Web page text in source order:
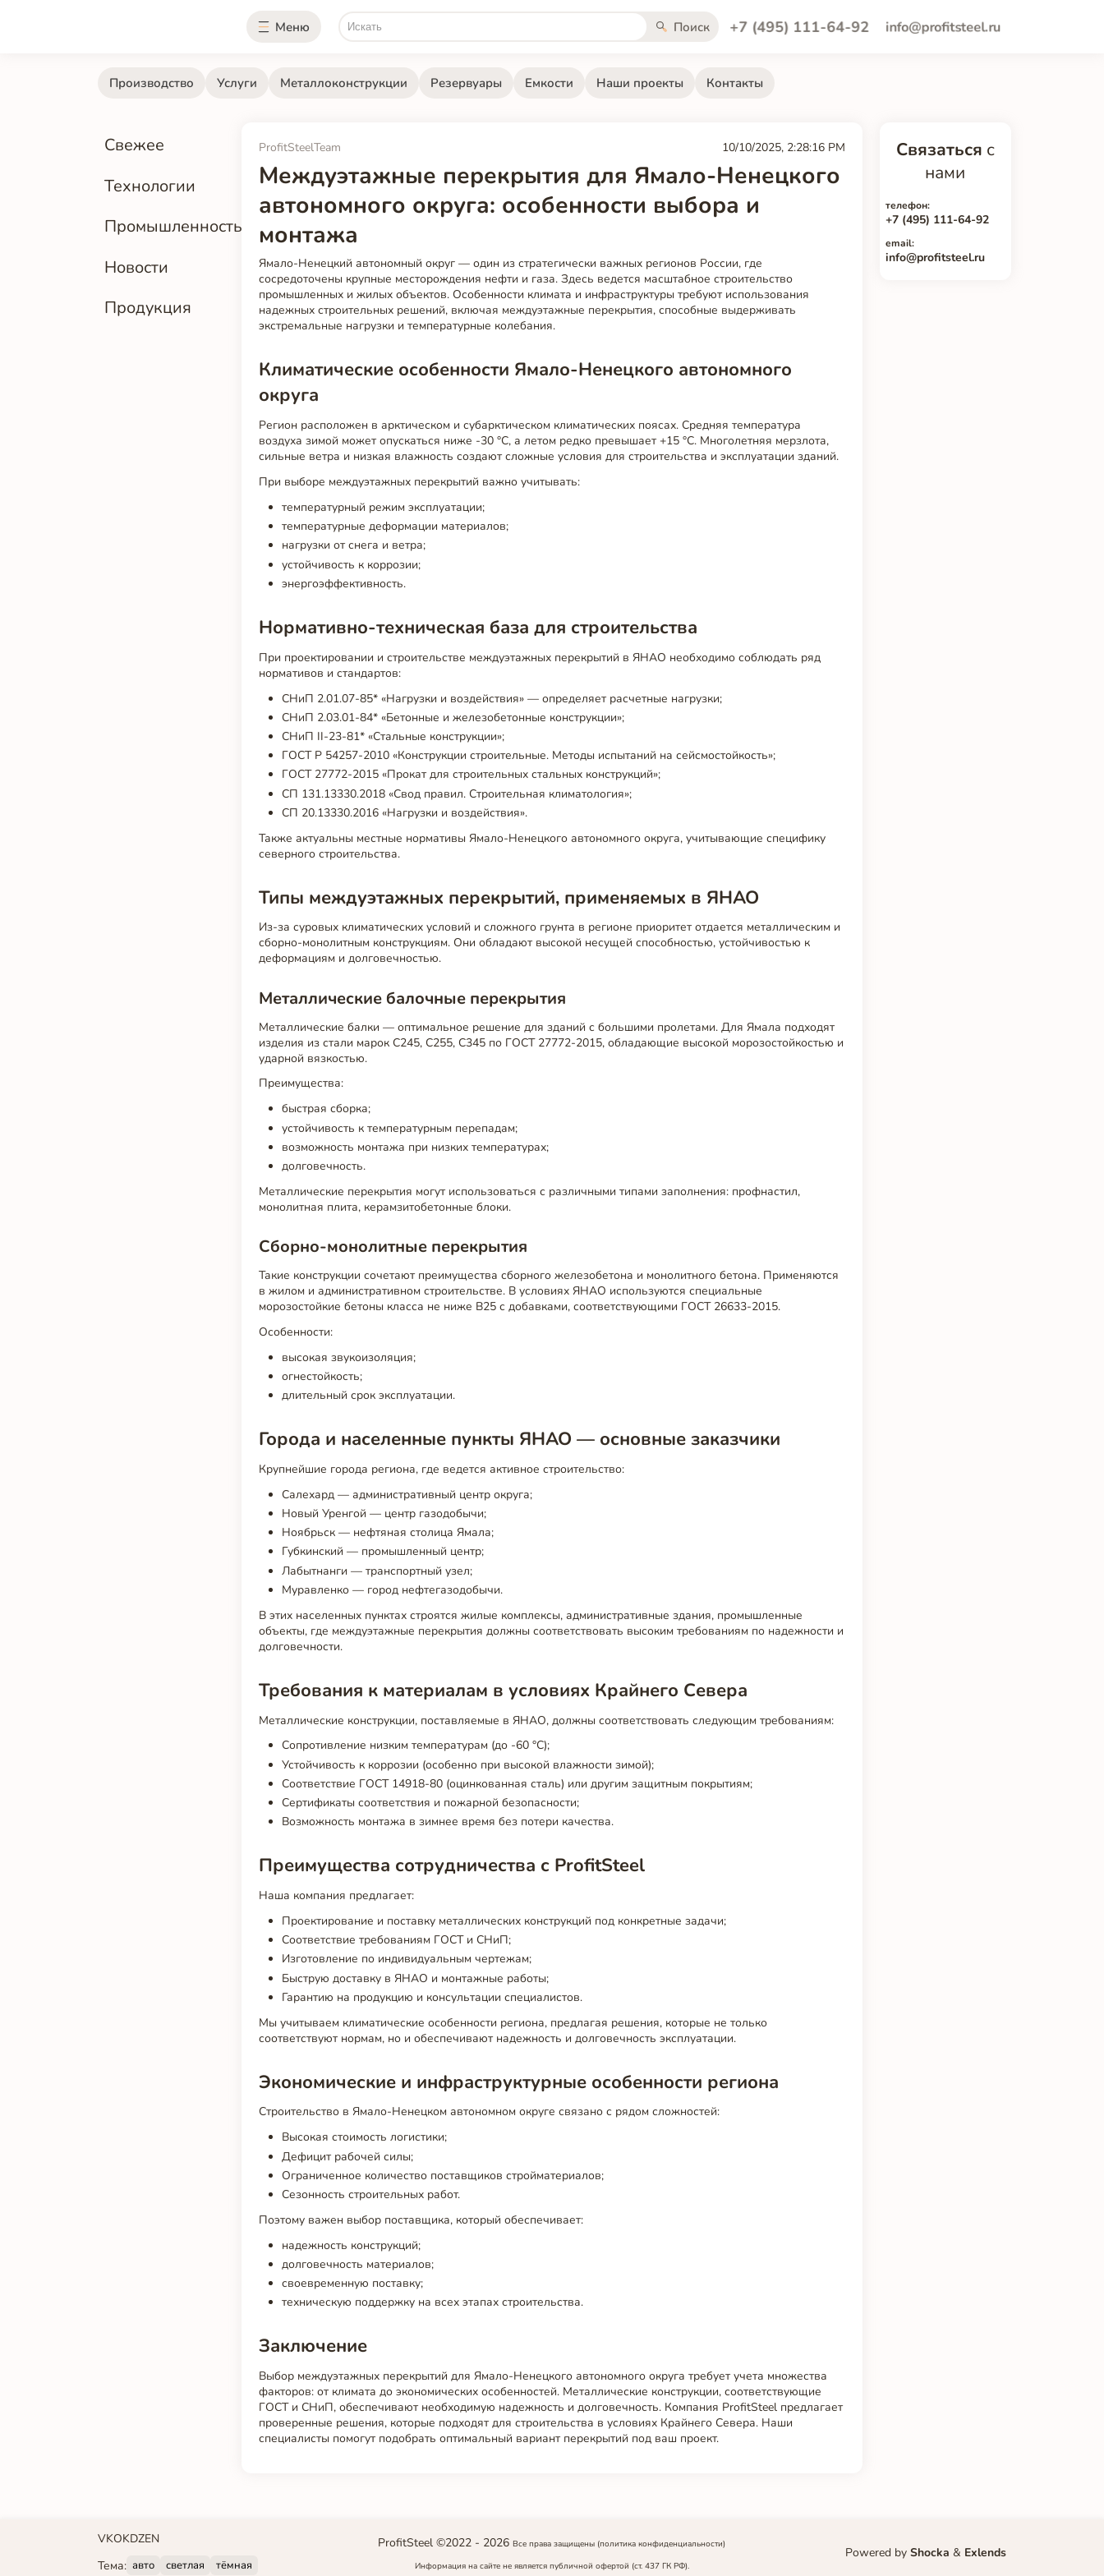
Меню Поиск +7 (495) 111-64-92 info@profitsteel.ru
Производство Услуги Металлоконструкции Резервуары Емкости Наши проекты Контакты
Свежее
Технологии
Промышленность
Новости
Продукция
ProfitSteelTeam 10/10/2025, 2:28:16 PM
Междуэтажные перекрытия для Ямало-Ненецкого
автономного округа: особенности выбора и
монтажа
Ямало-Ненецкий автономный округ — один из стратегически важных регионов России, где
сосредоточены крупные месторождения нефти и газа. Здесь ведется масштабное строительство
промышленных и жилых объектов. Особенности климата и инфраструктуры требуют использования
надежных строительных решений, включая междуэтажные перекрытия, способные выдерживать
экстремальные нагрузки и температурные колебания.
Климатические особенности Ямало-Ненецкого автономного
округа
Регион расположен в арктическом и субарктическом климатических поясах. Средняя температура
воздуха зимой может опускаться ниже -30 °C, а летом редко превышает +15 °C. Многолетняя мерзлота,
сильные ветра и низкая влажность создают сложные условия для строительства и эксплуатации зданий.
При выборе междуэтажных перекрытий важно учитывать:
температурный режим эксплуатации;
температурные деформации материалов;
нагрузки от снега и ветра;
устойчивость к коррозии;
энергоэффективность.
Нормативно-техническая база для строительства
При проектировании и строительстве междуэтажных перекрытий в ЯНАО необходимо соблюдать ряд
нормативов и стандартов:
СНиП 2.01.07-85* «Нагрузки и воздействия» — определяет расчетные нагрузки;
СНиП 2.03.01-84* «Бетонные и железобетонные конструкции»;
СНиП II-23-81* «Стальные конструкции»;
ГОСТ Р 54257-2010 «Конструкции строительные. Методы испытаний на сейсмостойкость»;
ГОСТ 27772-2015 «Прокат для строительных стальных конструкций»;
СП 131.13330.2018 «Свод правил. Строительная климатология»;
СП 20.13330.2016 «Нагрузки и воздействия».
Также актуальны местные нормативы Ямало-Ненецкого автономного округа, учитывающие специфику
северного строительства.
Типы междуэтажных перекрытий, применяемых в ЯНАО
Из-за суровых климатических условий и сложного грунта в регионе приоритет отдается металлическим и
сборно-монолитным конструкциям. Они обладают высокой несущей способностью, устойчивостью к
деформациям и долговечностью.
Металлические балочные перекрытия
Металлические балки — оптимальное решение для зданий с большими пролетами. Для Ямала подходят
изделия из стали марок С245, С255, С345 по ГОСТ 27772-2015, обладающие высокой морозостойкостью и
ударной вязкостью.
Преимущества:
быстрая сборка;
устойчивость к температурным перепадам;
возможность монтажа при низких температурах;
долговечность.
Металлические перекрытия могут использоваться с различными типами заполнения: профнастил,
монолитная плита, керамзитобетонные блоки.
Сборно-монолитные перекрытия
Такие конструкции сочетают преимущества сборного железобетона и монолитного бетона. Применяются
в жилом и административном строительстве. В условиях ЯНАО используются специальные
морозостойкие бетоны класса не ниже В25 с добавками, соответствующими ГОСТ 26633-2015.
Особенности:
высокая звукоизоляция;
огнестойкость;
длительный срок эксплуатации.
Города и населенные пункты ЯНАО — основные заказчики
Крупнейшие города региона, где ведется активное строительство:
Салехард — административный центр округа;
Новый Уренгой — центр газодобычи;
Ноябрьск — нефтяная столица Ямала;
Губкинский — промышленный центр;
Лабытнанги — транспортный узел;
Муравленко — город нефтегазодобычи.
В этих населенных пунктах строятся жилые комплексы, административные здания, промышленные
объекты, где междуэтажные перекрытия должны соответствовать высоким требованиям по надежности и
долговечности.
Требования к материалам в условиях Крайнего Севера
Металлические конструкции, поставляемые в ЯНАО, должны соответствовать следующим требованиям:
Сопротивление низким температурам (до -60 °C);
Устойчивость к коррозии (особенно при высокой влажности зимой);
Соответствие ГОСТ 14918-80 (оцинкованная сталь) или другим защитным покрытиям;
Сертификаты соответствия и пожарной безопасности;
Возможность монтажа в зимнее время без потери качества.
Преимущества сотрудничества с ProfitSteel
Наша компания предлагает:
Проектирование и поставку металлических конструкций под конкретные задачи;
Соответствие требованиям ГОСТ и СНиП;
Изготовление по индивидуальным чертежам;
Быструю доставку в ЯНАО и монтажные работы;
Гарантию на продукцию и консультации специалистов.
Мы учитываем климатические особенности региона, предлагая решения, которые не только
соответствуют нормам, но и обеспечивают надежность и долговечность эксплуатации.
Экономические и инфраструктурные особенности региона
Строительство в Ямало-Ненецком автономном округе связано с рядом сложностей:
Высокая стоимость логистики;
Дефицит рабочей силы;
Ограниченное количество поставщиков стройматериалов;
Сезонность строительных работ.
Поэтому важен выбор поставщика, который обеспечивает:
надежность конструкций;
долговечность материалов;
своевременную поставку;
техническую поддержку на всех этапах строительства.
Заключение
Выбор междуэтажных перекрытий для Ямало-Ненецкого автономного округа требует учета множества
факторов: от климата до экономических особенностей. Металлические конструкции, соответствующие
ГОСТ и СНиП, обеспечивают необходимую надежность и долговечность. Компания ProfitSteel предлагает
проверенные решения, которые подходят для строительства в условиях Крайнего Севера. Наши
специалисты помогут подобрать оптимальный вариант перекрытий под ваш проект.
Связаться с
нами
телефон:
+7 (495) 111-64-92
email:
info@profitsteel.ru
VKOKDZEN
Тема: авто светлая тёмная
ProfitSteel ©2022 - 2026 Все права защищены (политика конфиденциальности)
Информация на сайте не является публичной офертой (ст. 437 ГК РФ).
Powered by Shocka & Exlends